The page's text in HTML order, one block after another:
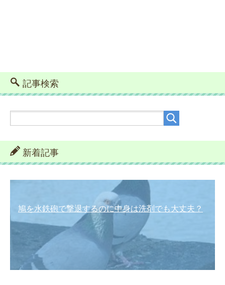
記事検索
新着記事
鳩を水鉄砲で撃退するのに中身は洗剤でも大丈夫？